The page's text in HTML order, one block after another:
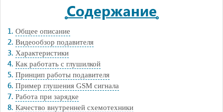
Содержание
Общее описание
Видеообзор подавителя
Характеристики
Как работать с глушилкой
Принцип работы подавителя
Пример глушения GSM сигнала
Работа при зарядке
Качество внутренней схемотехники